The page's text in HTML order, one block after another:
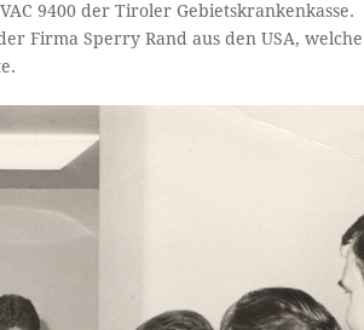
9400 der Tiroler Gebietskrankenkasse.
Firma Sperry Rand aus den USA, welche